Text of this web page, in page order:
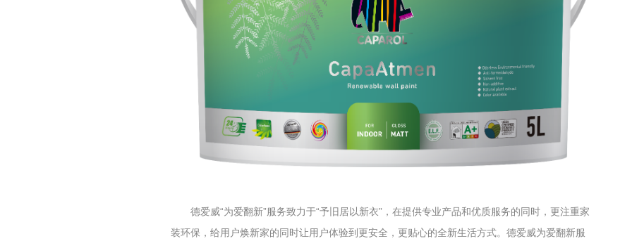
德爱威“为爱翻新”服务致力于“予旧居以新衣”，在提供专业产品和优质服务的同时，更注重家
装环保，给用户焕新家的同时让用户体验到更安全，更贴心的全新生活方式。德爱威为爱翻新服